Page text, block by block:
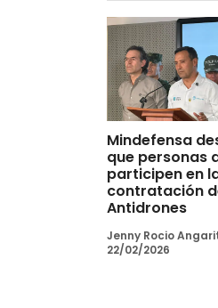
Mindefensa
que personas
participen en
contratación
Antidrones
Jenny Rocio
22/02/2026